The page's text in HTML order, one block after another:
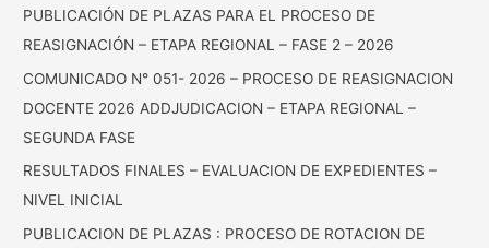
PUBLICACIÓN DE PLAZAS PARA EL PROCESO DE
REASIGNACIÓN – ETAPA REGIONAL – FASE 2 – 2026
COMUNICADO N° 051- 2026 – PROCESO DE REASIGNACION
DOCENTE 2026 ADDJUDICACION – ETAPA REGIONAL –
SEGUNDA FASE
RESULTADOS FINALES – EVALUACION DE EXPEDIENTES –
NIVEL INICIAL
PUBLICACION DE PLAZAS : PROCESO DE ROTACION DE